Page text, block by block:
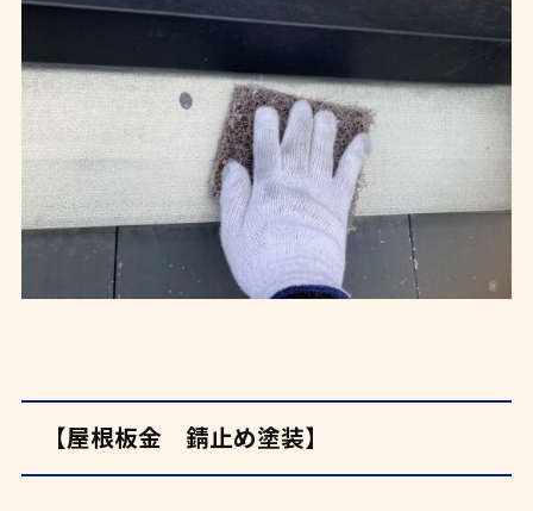
【屋根板金 錆止め塗装】